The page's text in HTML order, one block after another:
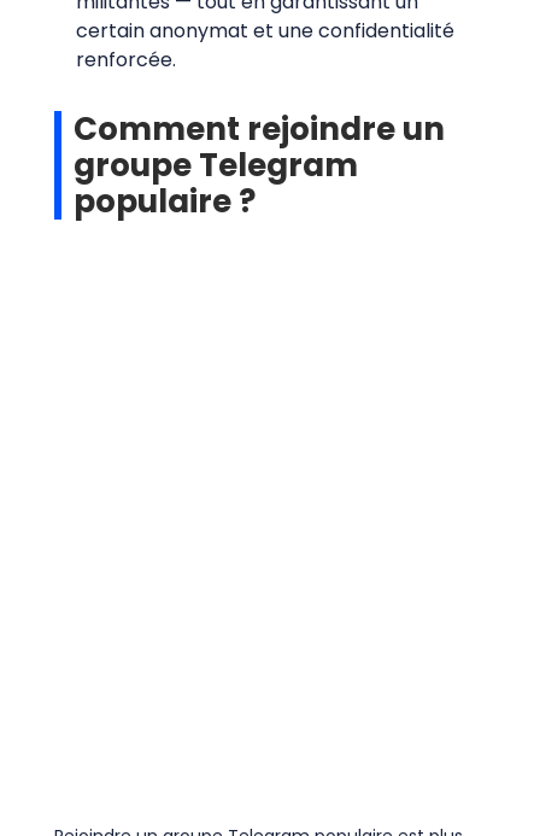
certain anonymat et une confidentialité
renforcée.
Comment rejoindre un
groupe Telegram
populaire ?